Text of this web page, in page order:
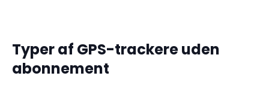
Typer af GPS-trackere uden
abonnement